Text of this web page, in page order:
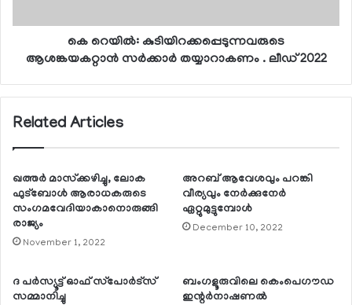
കെ റെയില്‍: കുടിയിറക്കപ്പെടുന്നവരുടെ
ആശങ്കയകറ്റാന്‍ സര്‍ക്കാര്‍ തയ്യാറാകണം . ലീഡ് 2022
Related Articles
ഖത്തര്‍ മാസ്‌ക്കഴിച്ചു, ലോക
ഫുട്ബോള്‍ ആരാധകരുടെ
സംഗമവേദിയാകാനൊരുങ്ങി
രാജ്യം
November 1, 2022
അറബ് ആവേശവും പറങ്കി
വീര്യവും നേര്‍ക്കുനേര്‍
ഏറ്റുമുട്ടുമ്പോള്‍
December 10, 2022
ദ പര്‍സ്യൂട്ട് ഓഫ് സ്‌പോര്‍ട്‌സ്
സമ്മാനിച്ചു
ബംഗളൂരുവിലെ കെംപെഗൗഡ
ഇന്റര്‍നാഷണല്‍